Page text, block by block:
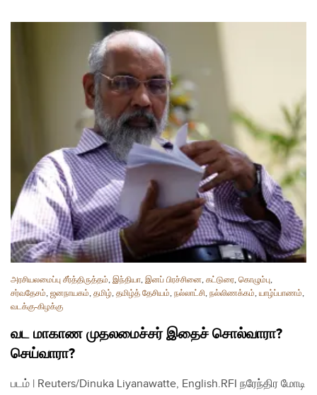
அரசியலமைப்பு சீர்த்திருத்தம், இந்தியா, இனப் பிரச்சினை, கட்டுரை, கொழும்பு,
சர்வதேசம், ஜனநாயகம், தமிழ், தமிழ்த் தேசியம், நல்லாட்சி, நல்லிணக்கம், யாழ்ப்பாணம்,
வடக்கு-கிழக்கு
வட மாகாண முதலமைச்சர் இதைச் சொல்வாரா?
செய்வாரா?
படம் | Reuters/Dinuka Liyanawatte, English.RFI நரேந்திர மோடி